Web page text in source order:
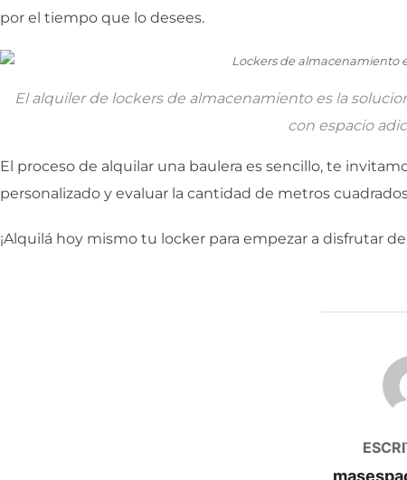
por el tiempo que lo desees.
El alquiler de lockers de almacenamiento es la
con espacio
El proceso de alquilar una baulera es sencillo, te
personalizado y evaluar la cantidad de metros
¡Alquilá hoy mismo tu locker para empezar a disfrutar
AUTOR DE